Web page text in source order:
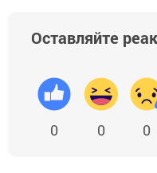
Оставляйте
0 0 0